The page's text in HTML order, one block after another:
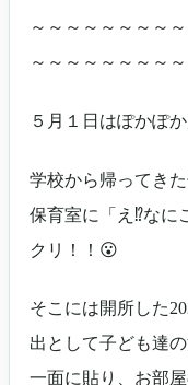
～～～～～～～～
～～～～～～～～
５月１日はぽかぽ
学校から帰ってき
保育室に「え⁉なに
クリ！！😮
そこには開所した
出として子ども達
一面に貼り、お部